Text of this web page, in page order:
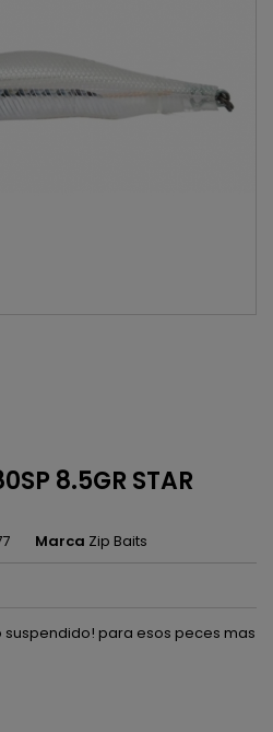
8.5GR STAR
Marca Zip Baits
suspendido! para esos peces mas